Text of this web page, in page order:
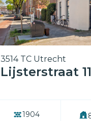
3514 TC Utrecht
Lijsterstraat
1904